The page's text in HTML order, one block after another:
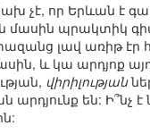
չէ, որ Երևան է
մասին պրակտիկ
լավ առիթ էր
և կա արդյոք
վիրիլության
են: Ի՞նչ է